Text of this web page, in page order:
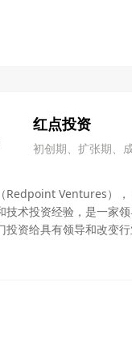
红点投资
初创期、扩张期、
Redpoint Ventures），
技术投资经验，是一家
投资给具有领导和改变